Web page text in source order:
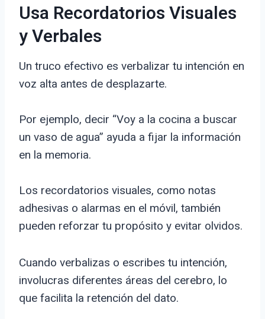
Usa Recordatorios Visuales
y Verbales
Un truco efectivo es verbalizar tu intención en
voz alta antes de desplazarte.
Por ejemplo, decir “Voy a la cocina a buscar
un vaso de agua” ayuda a fijar la información
en la memoria.
Los recordatorios visuales, como notas
adhesivas o alarmas en el móvil, también
pueden reforzar tu propósito y evitar olvidos.
Cuando verbalizas o escribes tu intención,
involucras diferentes áreas del cerebro, lo
que facilita la retención del dato.